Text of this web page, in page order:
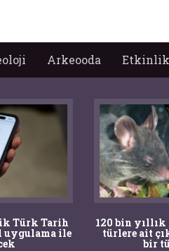
Arkeooda Etkinlik
Türk Tarih
uygulama ile
120 bin
türlere ait
bir